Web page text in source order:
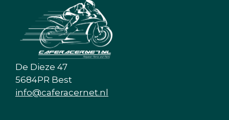
De Dieze 47
5684PR Best
info@caferacernet.nl